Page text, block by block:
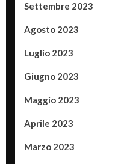
Settembre 2023
Agosto 2023
Luglio 2023
Giugno 2023
Maggio 2023
Aprile 2023
Marzo 2023